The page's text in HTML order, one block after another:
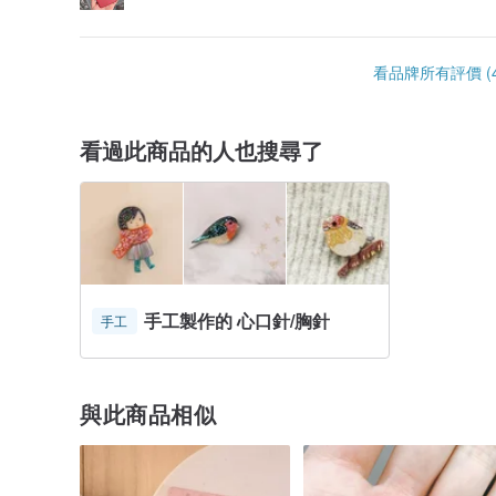
看品牌所有評價
看過此商品的人也搜尋了
手工 手工製作的 心口針/胸針
與此商品相似